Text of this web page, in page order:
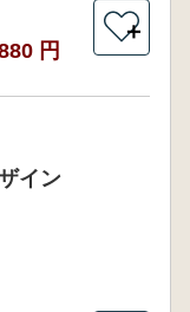
円
＋
イン